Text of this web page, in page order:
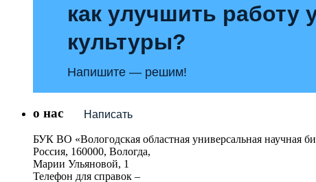
как улучшить работу
культуры?
Напишите — решим!
Написать
о нас
БУК ВО «Вологодская областная универсальная научная
Россия, 160000, Вологда,
Марии Ульяновой, 1
Телефон для справок –